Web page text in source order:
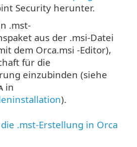
Security herunter.
.mst-
aus der .msi-Datei
dem Orca.msi -Editor),
für die
einzubinden (siehe
in
).
.mst-Erstellung in Orca